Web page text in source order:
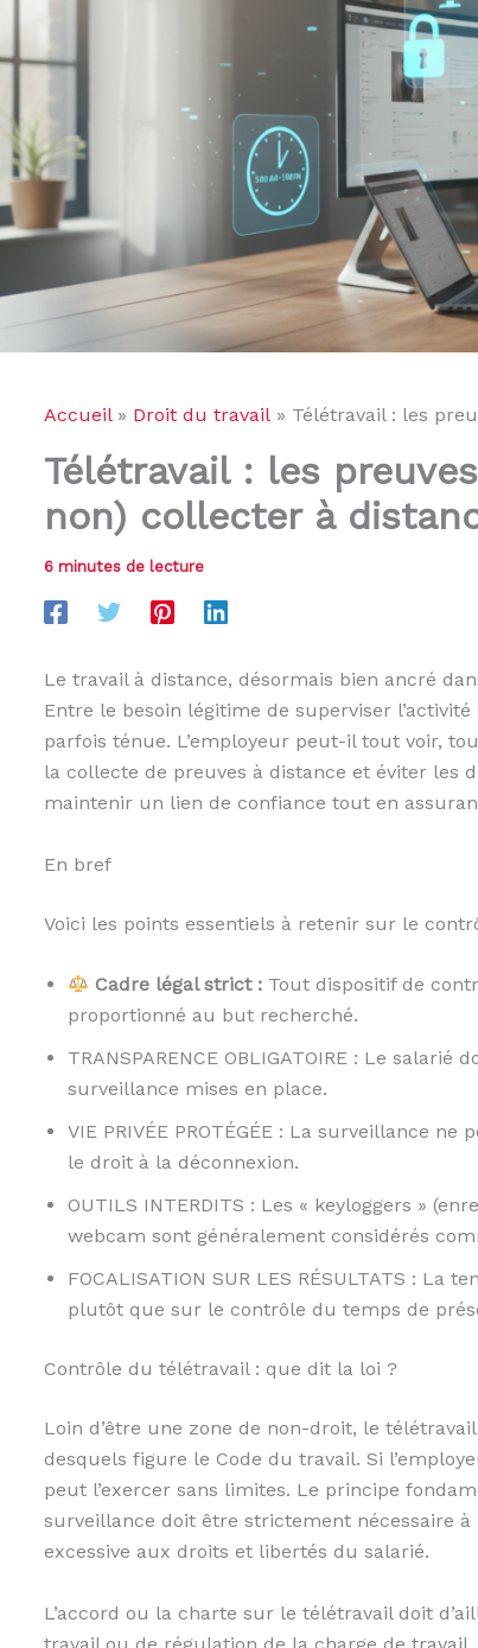
Accueil Droit du travail Télétravail : les
Télétravail : les
non) collecter à
6 minutes de lecture
Le travail à distance, désormais bien ancré
Entre le besoin légitime de superviser
parfois ténue. L’employeur peut-il tout voir,
la collecte de preuves à distance et éviter les
maintenir un lien de confiance tout en
En bref
Voici les points essentiels à retenir sur le
Cadre légal strict :Tout dispositif de
proportionné au but recherché.
TRANSPARENCE OBLIGATOIRE : Le
surveillance mises en place.
VIE PRIVÉE PROTÉGÉE : La surveillance
le droit à la déconnexion.
OUTILS INTERDITS : Les « keyloggers »
webcam sont généralement considérés
FOCALISATION SUR LES RÉSULTATS : La
plutôt que sur le contrôle du temps de
Contrôle du télétravail : que dit la loi ?
Loin d’être une zone de non-droit, le
desquels figure le Code du travail. Si
peut l’exercer sans limites. Le principe
surveillance doit être strictement nécessaire
excessive aux droits et libertés du salarié.
L’accord ou la charte sur le télétravail doit